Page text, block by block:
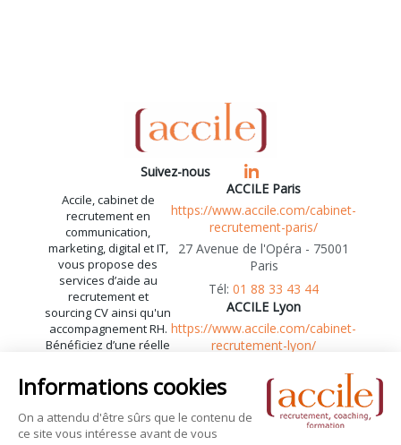
Suivez-nous
Accile, cabinet de
recrutement en
communication,
marketing, digital et IT,
vous propose des
services d’aide au
recrutement et
sourcing CV ainsi qu'un
accompagnement RH.
Bénéficiez d’une réelle
recrutement
communication et
marketing,
recrutement digital et
recrutement
ACCILE Paris
https://www.accile.com/cabinet-
recrutement-paris/
27 Avenue de l'Opéra - 75001
Paris
01 88 33 43 44
ACCILE Lyon
https://www.accile.com/cabinet-
recrutement-lyon/
69002 Lyon
04 72 41 06 85